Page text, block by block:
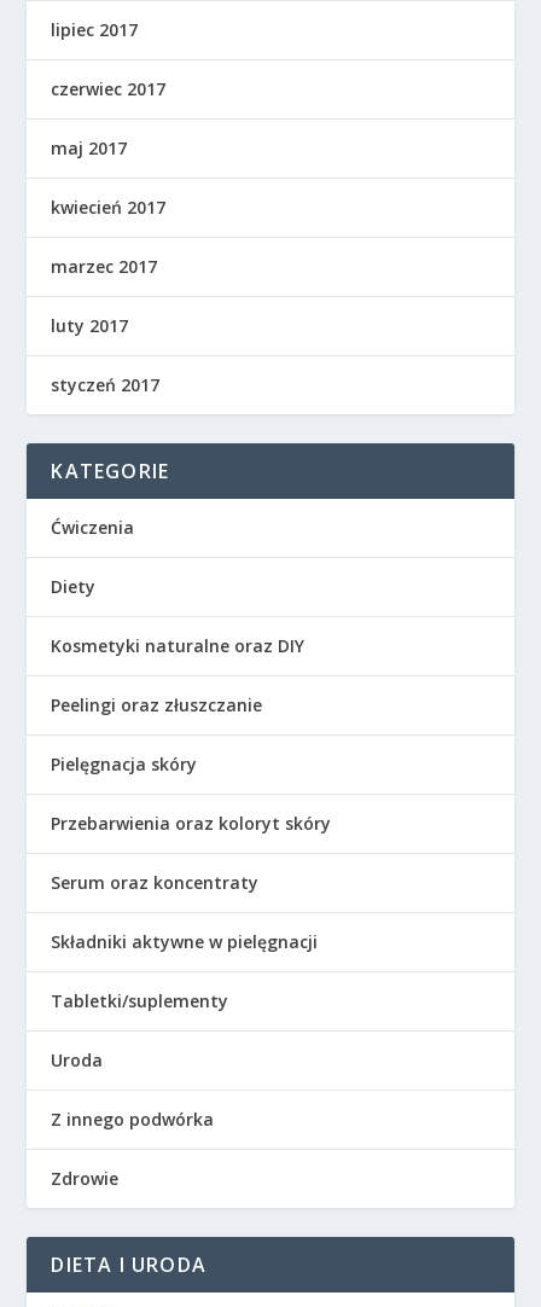
lipiec 2017
czerwiec 2017
maj 2017
kwiecień 2017
marzec 2017
luty 2017
styczeń 2017
KATEGORIE
Ćwiczenia
Diety
Kosmetyki naturalne oraz DIY
Peelingi oraz złuszczanie
Pielęgnacja skóry
Przebarwienia oraz koloryt skóry
Serum oraz koncentraty
Składniki aktywne w pielęgnacji
Tabletki/suplementy
Uroda
Z innego podwórka
Zdrowie
DIETA I URODA